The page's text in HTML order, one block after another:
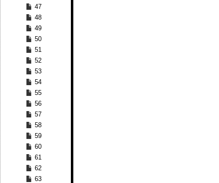
47
48
49
50
51
52
53
54
55
56
57
58
59
60
61
62
63